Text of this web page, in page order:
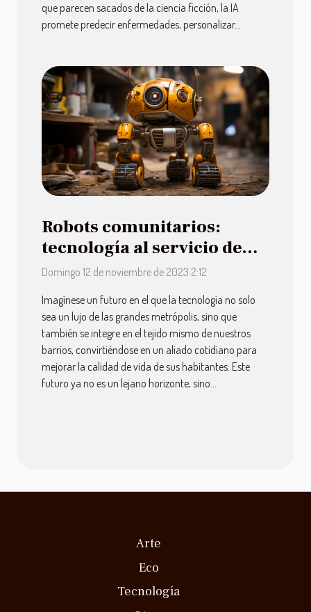
que parecen sacados de la ciencia ficción, la IA
promete predecir enfermedades, personalizar...
Robots comunitarios:
tecnología al servicio de
barrios
Domingo 12 de noviembre de 2023 2:12
Imagínese un futuro en el que la tecnología no solo
sea un lujo de las grandes metrópolis, sino que
también se integre en el tejido mismo de nuestros
barrios, convirtiéndose en un aliado cotidiano para
mejorar la calidad de vida de sus habitantes. Este
futuro ya no es un lejano horizonte, sino...
Arte
Eco
Tecnología